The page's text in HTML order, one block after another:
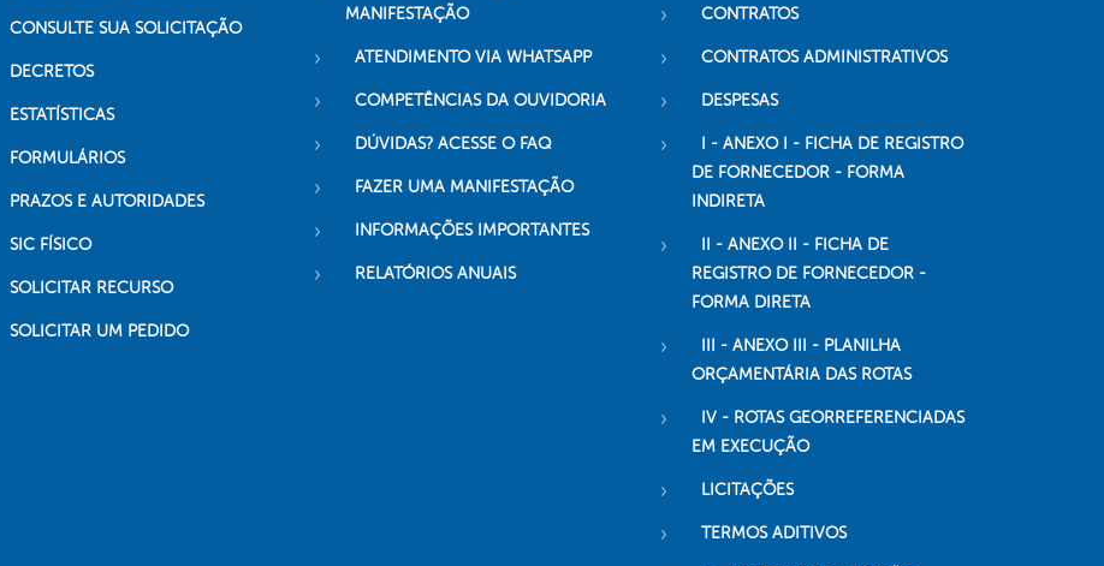
CONSULTE SUA SOLICITAÇÃO
DECRETOS
ESTATÍSTICAS
FORMULÁRIOS
PRAZOS E AUTORIDADES
SIC FÍSICO
SOLICITAR RECURSO
SOLICITAR UM PEDIDO
MANIFESTAÇÃO
ATENDIMENTO VIA WHATSAPP
COMPETÊNCIAS DA OUVIDORIA
DÚVIDAS? ACESSE O FAQ
FAZER UMA MANIFESTAÇÃO
INFORMAÇÕES IMPORTANTES
RELATÓRIOS ANUAIS
CONTRATOS
CONTRATOS ADMINISTRATIVOS
DESPESAS
I - ANEXO I - FICHA DE REGISTRO
DE FORNECEDOR - FORMA
INDIRETA
II - ANEXO II - FICHA DE
REGISTRO DE FORNECEDOR -
FORMA DIRETA
III - ANEXO III - PLANILHA
ORÇAMENTÁRIA DAS ROTAS
IV - ROTAS GEORREFERENCIADAS
EM EXECUÇÃO
LICITAÇÕES
TERMOS ADITIVOS